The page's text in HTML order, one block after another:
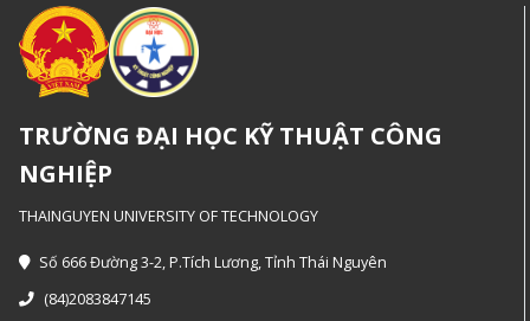
TRƯỜNG ĐẠI HỌC KỸ THUẬT CÔNG
NGHIỆP
THAINGUYEN UNIVERSITY OF TECHNOLOGY
Số 666 Đường 3-2, P.Tích Lương, Tỉnh Thái Nguyên
(84)2083847145